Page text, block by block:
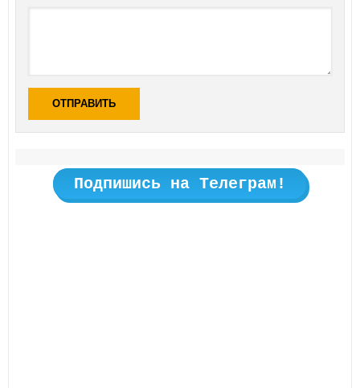
ОТПРАВИТЬ
Подпишись на Телеграм!